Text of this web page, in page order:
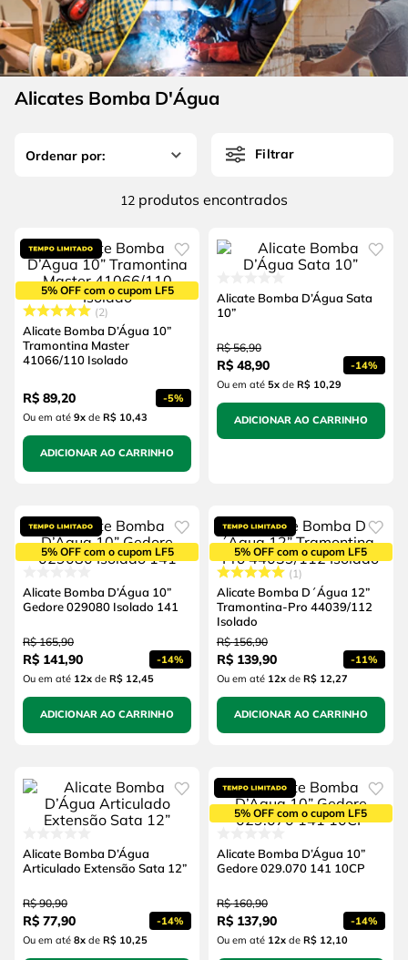
Alicates Bomba D'Água
Filtrar
12 produtos
5% OFF com o cupom LF5
2
Alicate Bomba D’Água 10”
Tramontina Master
41066/110 Isolado
R$ 89,20 -5%
Ou em até 9xde R$ 10,43
ADICIONAR AO CARRINHO
Alicate Bomba D’Água Sata
10”
R$ 56,90
R$ 48,90 -14%
Ou em até 5xde R$ 10,29
ADICIONAR AO CARRINHO
5% OFF com o cupom LF5
Alicate Bomba D’Água 10”
Gedore 029080 Isolado 141
R$ 165,90
R$ 141,90 -14%
Ou em até 12xde R$ 12,45
ADICIONAR AO CARRINHO
5% OFF com o cupom LF5
1
Alicate Bomba D´Água 12”
Tramontina-Pro 44039/112
Isolado
R$ 156,90
R$ 139,90 -11%
Ou em até 12xde R$ 12,27
ADICIONAR AO CARRINHO
Alicate Bomba D’Água
Articulado Extensão Sata 12”
R$ 90,90
R$ 77,90 -14%
Ou em até 8xde R$ 10,25
5% OFF com o cupom LF5
Alicate Bomba D’Água 10”
Gedore 029.070 141 10CP
R$ 160,90
R$ 137,90 -14%
Ou em até 12xde R$ 12,10
6 º serra copo
7º luva
8º fio
10º chave impacto
escada
5 º serra circular
6º serra copo